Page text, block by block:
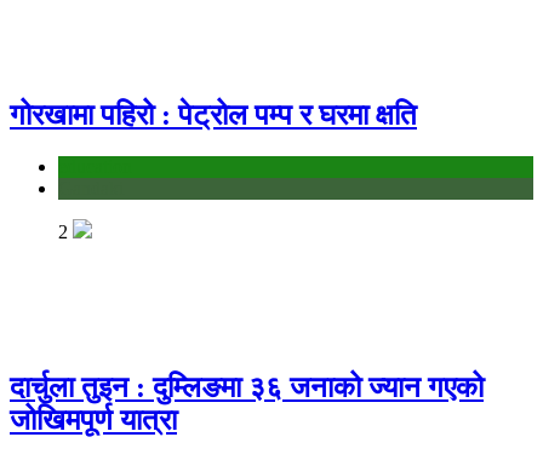
गोरखामा पहिरो : पेट्रोल पम्प र घरमा क्षति
2
दार्चुला तुइन : दुम्लिङमा ३६ जनाको ज्यान गएको
जोखिमपूर्ण यात्रा